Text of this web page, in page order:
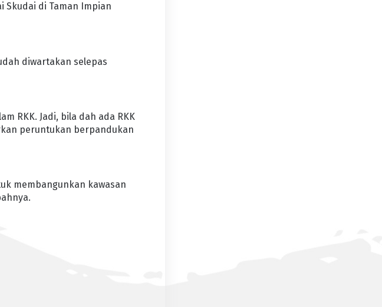
Skudai di Taman Impian
diwartakan selepas
RKK. Jadi, bila dah ada RKK
peruntukan berpandukan
membangunkan kawasan